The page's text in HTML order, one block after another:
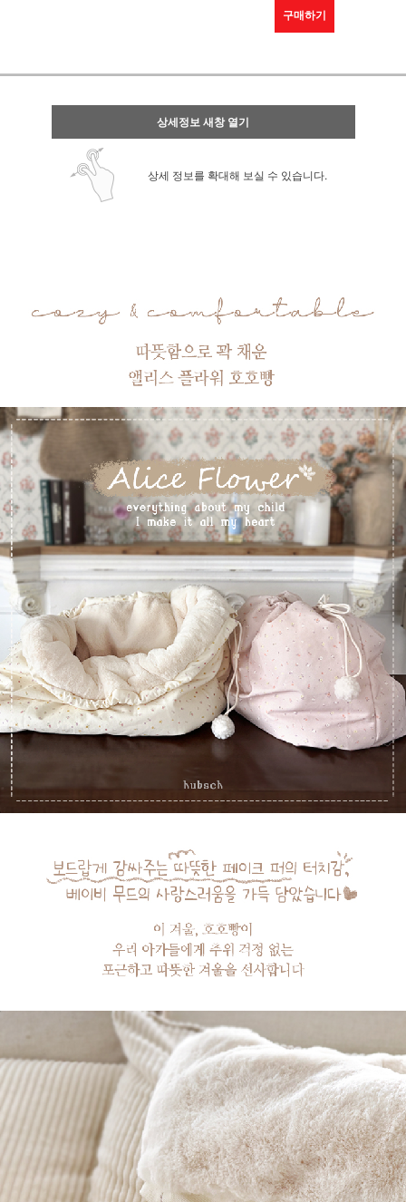
구매하기
상세정보 새창 열기
상세 정보를 확대해 보실 수 있습니다.